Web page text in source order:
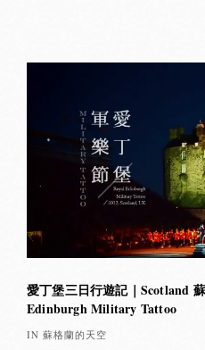
愛丁堡三日行遊記｜Scotland
Edinburgh Military Tattoo
IN 蘇格蘭的天空